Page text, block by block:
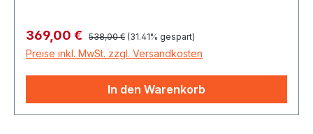
Zungentrommel, die sowohl mit Händen als auch
mit Schlägeln bespielt werden kann. Wunderbar
auch mit nur wenig Übung diesen Instrumenten
entlockt werden. Stimmung: E-Moll,
pentatonisch Töne: e - g - a - h - d’ - e’ - g‘ - a‘
Verkaufspreis:
369,00 € Regulärer Preis:
538,00 € (31.41% gespart)
Preise inkl. MwSt. zzgl. Versandkosten
In den Warenkorb